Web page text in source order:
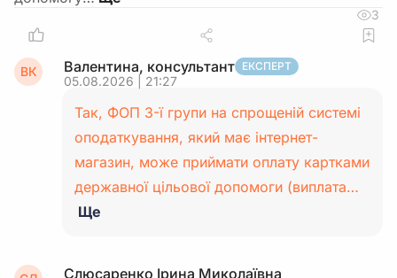
3
ВК Валентина, консультант ЕКСПЕРТ
05.08.2026 | 21:27
Так, ФОП 3-ї групи на спрощеній системі
оподаткування, який має інтернет-
магазин, може приймати оплату картками
державної цільової допомоги (виплата…
Ще
Слюсаренко Ірина Миколаївна